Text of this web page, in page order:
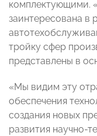
заинтересована в
тройку сфер
представлены в
«Мы видим эту
обеспечения
создания новых
развития научно-